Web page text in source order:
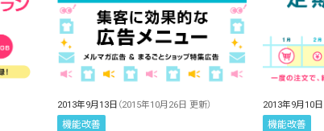
2013年9月13日 （2015年10月26日 更新）
機能改善
2013年9月10日
機能改善